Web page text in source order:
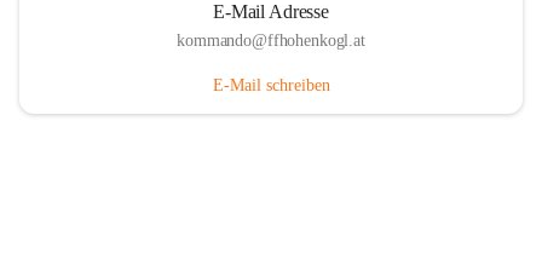
E-Mail Adresse
kommando@ffhohenkogl.at
E-Mail schreiben